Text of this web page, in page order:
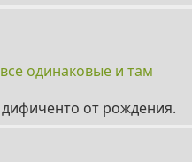
одинаковые и там
от рождения.